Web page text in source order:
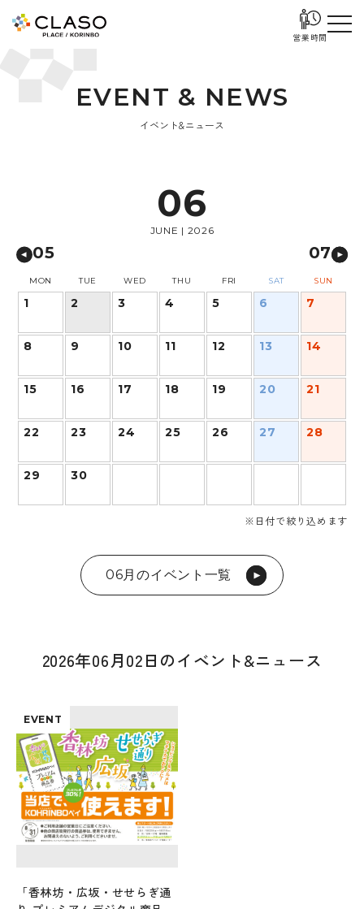
営業時間
EVENT & NEWS
イベント&ニュース
06
JUNE | 2026
05 07
MON TUE WED THU FRI SAT SUN
1 2 3 4 5 6 7
8 9 10 11 12 13 14
15 16 17 18 19 20 21
22 23 24 25 26 27 28
29 30
※日付で絞り込めます
06月のイベント一覧
2026年06月02日のイベント&ニュース
EVENT
「香林坊・広坂・せせらぎ通